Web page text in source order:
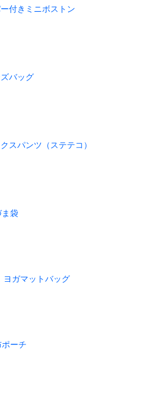
付きミニボストン
バッグ
スパンツ（ステテコ）
ま袋
ヨガマットバッグ
ポーチ